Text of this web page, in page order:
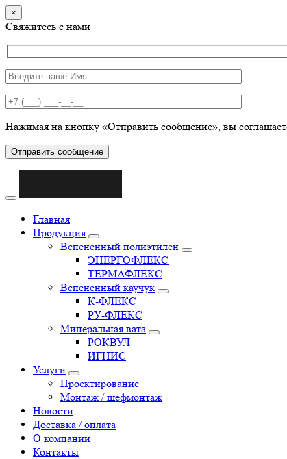
×
Свяжитесь с нами
Нажимая на кнопку «Отправить сообщение», вы
Отправить сообщение
Главная
Продукция
Вспененный полиэтилен
ЭНЕРГОФЛЕКС
ТЕРМАФЛЕКС
Вспененный каучук
К-ФЛЕКС
РУ-ФЛЕКС
Минеральная вата
РОКВУЛ
ИГНИС
Услуги
Проектирование
Монтаж / шефмонтаж
Новости
Доставка / оплата
О компании
Контакты